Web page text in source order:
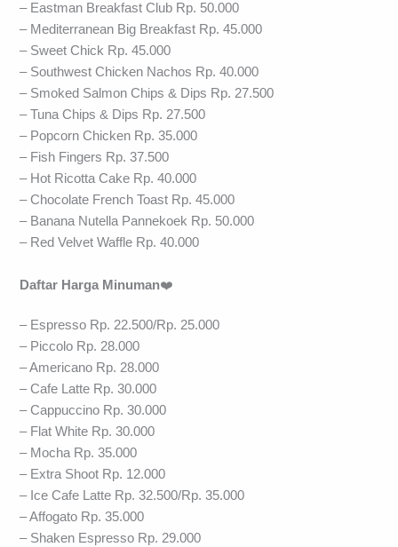
– Eastman Breakfast Club Rp. 50.000
– Mediterranean Big Breakfast Rp. 45.000
– Sweet Chick Rp. 45.000
– Southwest Chicken Nachos Rp. 40.000
– Smoked Salmon Chips & Dips Rp. 27.500
– Tuna Chips & Dips Rp. 27.500
– Popcorn Chicken Rp. 35.000
– Fish Fingers Rp. 37.500
– Hot Ricotta Cake Rp. 40.000
– Chocolate French Toast Rp. 45.000
– Banana Nutella Pannekoek Rp. 50.000
– Red Velvet Waffle Rp. 40.000
Daftar Harga Minuman❤️
– Espresso Rp. 22.500/Rp. 25.000
– Piccolo Rp. 28.000
– Americano Rp. 28.000
– Cafe Latte Rp. 30.000
– Cappuccino Rp. 30.000
– Flat White Rp. 30.000
– Mocha Rp. 35.000
– Extra Shoot Rp. 12.000
– Ice Cafe Latte Rp. 32.500/Rp. 35.000
– Affogato Rp. 35.000
– Shaken Espresso Rp. 29.000